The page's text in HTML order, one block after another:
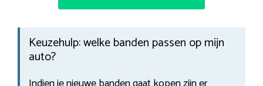
Keuzehulp: welke banden passen op mijn
auto?